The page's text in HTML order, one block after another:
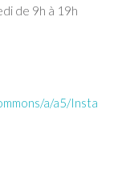
de 9h à 19h